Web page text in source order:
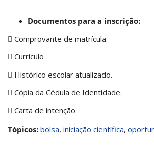
Documentos para a inscrição:
 Comprovante de matrícula.
 Currículo
 Histórico escolar atualizado.
 Cópia da Cédula de Identidade.
 Carta de intenção
Tópicos: bolsa, iniciação científica,